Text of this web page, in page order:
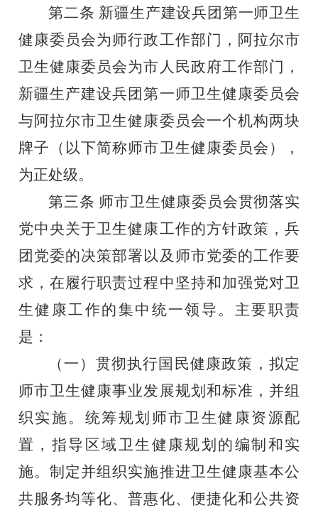
第二条 新疆生产建设兵团第一师卫生
健康委员会为师行政工作部门，阿拉尔市
卫生健康委员会为市人民政府工作部门，
新疆生产建设兵团第一师卫生健康委员会
与阿拉尔市卫生健康委员会一个机构两块
牌子（以下简称师市卫生健康委员会），
为正处级。
第三条 师市卫生健康委员会贯彻落实
党中央关于卫生健康工作的方针政策，兵
团党委的决策部署以及师市党委的工作要
求，在履行职责过程中坚持和加强党对卫
生健康工作的集中统一领导。主要职责
是：
（一）贯彻执行国民健康政策，拟定
师市卫生健康事业发展规划和标准，并组
织实施。统筹规划师市卫生健康资源配
置，指导区域卫生健康规划的编制和实
施。制定并组织实施推进卫生健康基本公
共服务均等化、普惠化、便捷化和公共资